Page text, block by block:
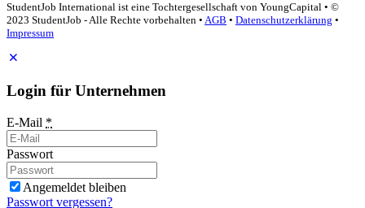
StudentJob International ist eine Tochtergesellschaft von YoungCapital • ©
2023 StudentJob - Alle Rechte vorbehalten • AGB • Datenschutzerklärung •
Impressum
Login für Unternehmen
E-Mail *
Passwort
Angemeldet bleiben
Passwort vergessen?